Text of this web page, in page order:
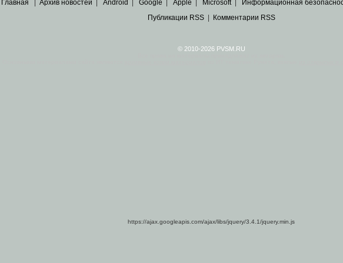
Главная Архив новостей Android Google Apple Microsoft| Информационная
Публикации RSS| Комментарии RSS
© 2010-2026 PVSM.RU
https://ajax.googleapis.com/ajax/libs/jquery/3.4.1/jquery.min.js